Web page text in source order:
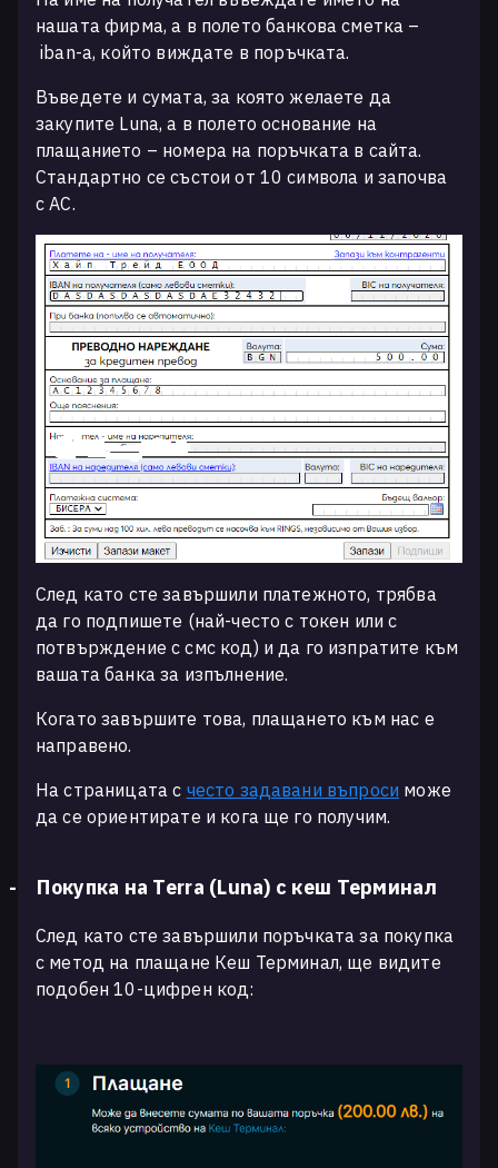
нашата фирма, а в полето банкова сметка –
iban-а, който виждате в поръчката.
Въведете и сумата, за която желаете да
закупите Luna, а в полето основание на
плащанието – номера на поръчката в сайта.
Стандартно се състои от 10 символа и започва
сAC.
След като сте завършили платежното, трябва
да го подпишете (най-често с токен или с
потвърждение с смс код) и да го изпратите към
вашата банка за изпълнение.
Когато завършите това, плащането към нас е
направено.
На страницата с често задавани въпроси може
да се ориентирате и кога ще го получим.
- Покупка на Terra (Luna) с кеш Терминал
След като сте завършили поръчката за покупка
с метод на плащане Кеш Терминал, ще видите
подобен 10-цифрен код: